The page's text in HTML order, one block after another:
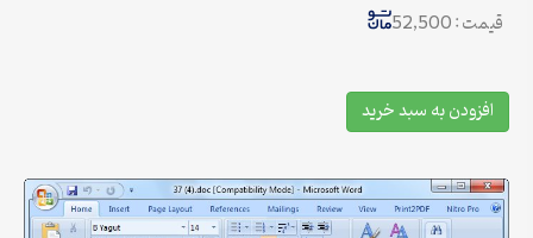
قیمت : 52,500
افزودن به سبد خرید